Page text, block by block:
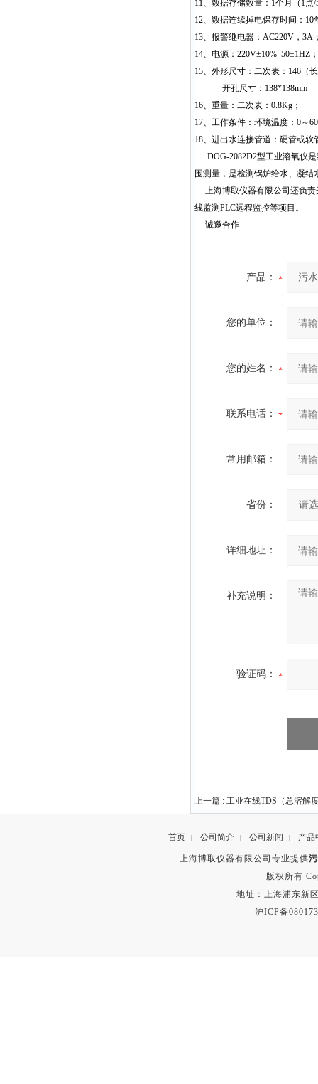
11、数据存储数量：1个月（1点
12、数据连续掉电保存时间：10
13、报警继电器：AC220V，3A
14、电源：220V±10% 50±1HZ；
15、外形尺寸：二次表：146（
开孔尺寸：138*138mm
16、重量：二次表：0.8Kg；
17、工作条件：环境温度：0～
18、进出水连接管道：硬管或软
DOG-2082D2型工业溶氧仪
围测量，是检测锅炉给水、凝
上海博取仪器有限公司还负责
线监测PLC远程监控等项目。
诚邀合作
产品：
您的单位：
您的姓名：
联系电话：
常用邮箱：
省份：
详细地址：
补充说明：
验证码：
上一篇 : 工业在线TDS（总溶解
首页 | 公司简介 | 公司新闻 | 产品
上海博取仪器有限公司专业提供
版权所有
地址：上海浦东新
沪ICP备